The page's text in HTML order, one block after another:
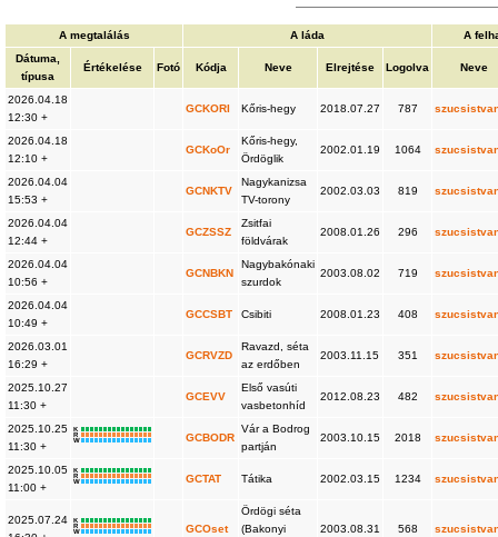
A megtalálás A láda
A
Dátuma,
típusa
Értékelése Fotó Kódja Neve Elrejtése Logolva Neve
2026.04.18
12:30 +
GCKORI Kőris-hegy 2018.07.27 787
2026.04.18
12:10 +
GCKoOr
Kőris-hegy,
Ördöglik
2002.01.19 1064
2026.04.04
15:53 +
GCNKTV
Nagykanizsa
TV-torony
2002.03.03 819
2026.04.04
12:44 +
GCZSSZ
Zsitfai
földvárak
2008.01.26 296
2026.04.04
10:56 +
GCNBKN
Nagybakónaki
szurdok
2003.08.02 719
2026.04.04
10:49 +
GCCSBT Csibiti 2008.01.23 408
2026.03.01
16:29 +
GCRVZD
Ravazd, séta
az erdőben
2003.11.15 351
2025.10.27
11:30 +
GCEVV
Első vasúti
vasbetonhíd
2012.08.23 482
2025.10.25
11:30 +
K
R
W
GCBODR
Vár a Bodrog
partján
2003.10.15 2018
2025.10.05
11:00 +
K
R
W
GCTAT Tátika 2002.03.15 1234
2025.07.24
K
R
W
GCOset
Ördögi séta
(Bakonyi
2003.08.31 568